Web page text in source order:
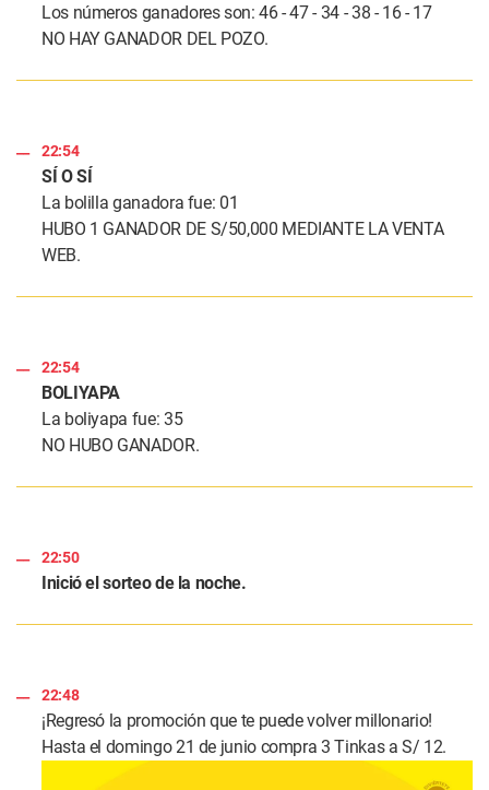
Los números ganadores son: 46 - 47 - 34 - 38 - 16 - 17
NO HAY GANADOR DEL POZO.
22:54
SÍ O SÍ
La bolilla ganadora fue: 01
HUBO 1 GANADOR DE S/50,000 MEDIANTE LA VENTA
WEB.
22:54
BOLIYAPA
La boliyapa fue: 35
NO HUBO GANADOR.
22:50
Inició el sorteo de la noche.
22:48
¡Regresó la promoción que te puede volver millonario!
Hasta el domingo 21 de junio compra 3 Tinkas a S/ 12.